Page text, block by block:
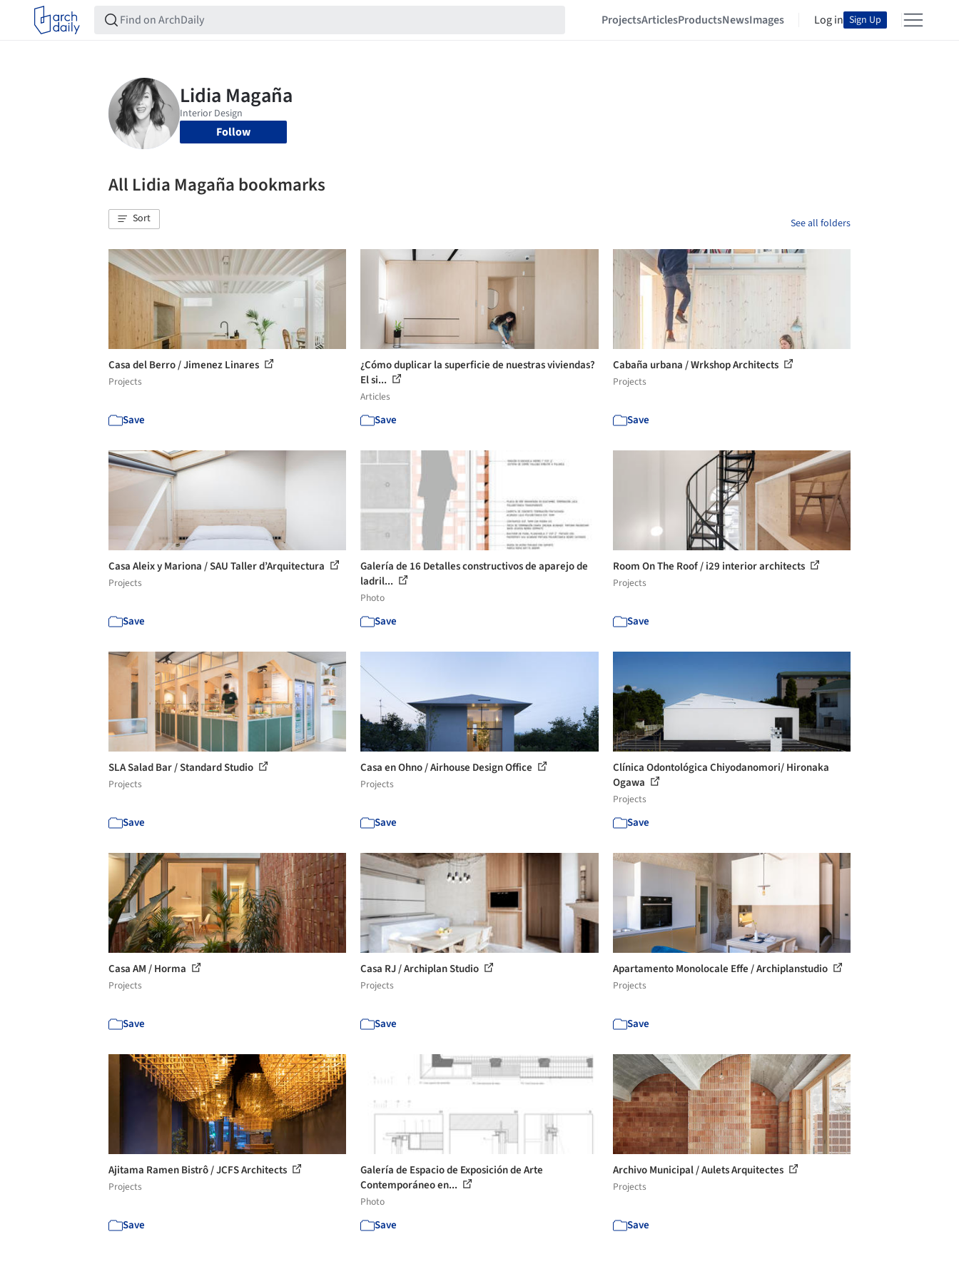
ProjectsArticlesProductsNewsImages Log in Sign Up
Follow
All Lidia Magaña bookmarks
Sort See all folders
Casa del Berro / Jimenez Linares
Projects
Save
¿Cómo duplicar la superficie de nuestras viviendas?
El si...
Articles
Save
Cabaña urbana / Wrkshop Architects
Projects
Save
Casa Aleix y Mariona / SAU Taller d’Arquitectura
Projects
Save
Galería de 16 Detalles constructivos de aparejo de
ladril...
Photo
Save
Room On The Roof / i29 interior architects
Projects
Save
SLA Salad Bar / Standard Studio
Projects
Save
Casa en Ohno / Airhouse Design Office
Projects
Save
Clínica Odontológica Chiyodanomori/ Hironaka
Ogawa
Projects
Save
Casa AM / Horma
Projects
Save
Casa RJ / Archiplan Studio
Projects
Save
Apartamento Monolocale Effe / Archiplanstudio
Projects
Save
Ajitama Ramen Bistrô / JCFS Architects
Projects
Save
Galería de Espacio de Exposición de Arte
Contemporáneo en...
Photo
Save
Archivo Municipal / Aulets Arquitectes
Projects
Save